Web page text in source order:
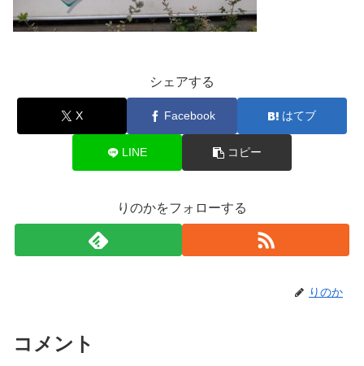
シェアする
X Facebook はてブ
LINE コピー
りのかをフォローする
りのか
コメント